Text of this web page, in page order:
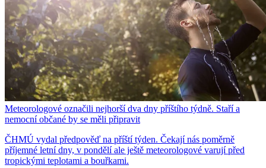
Meteorologové označili nejhorší dva dny příštího týdně. Staří a
nemocní občané by se měli připravit
ČHMÚ vydal předpověď na příští týden. Čekají nás poměrně
příjemné letní dny, v pondělí ale ještě meteorologové varují před
tropickými teplotami a bouřkami.